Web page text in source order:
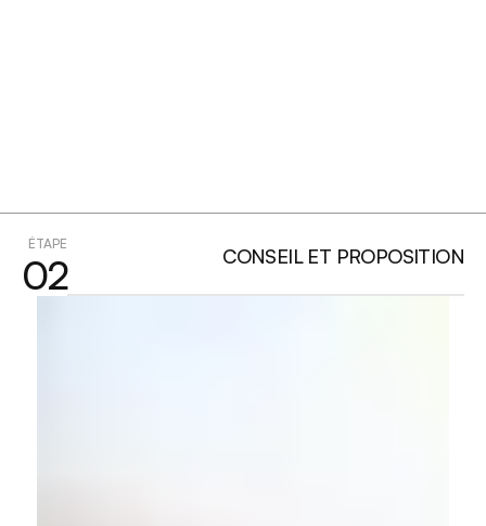
ÉTAPE
02 CONSEIL ET PROPOSITION